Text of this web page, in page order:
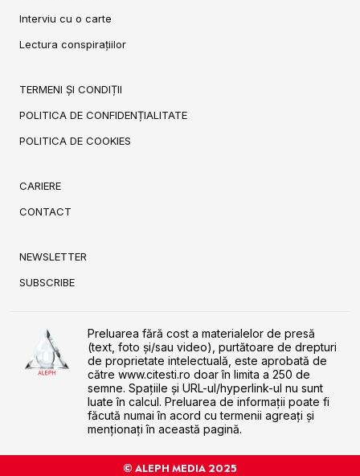
Interviu cu o carte
Lectura conspirațiilor
TERMENI ȘI CONDIȚII
POLITICA DE CONFIDENȚIALITATE
POLITICA DE COOKIES
CARIERE
CONTACT
NEWSLETTER
SUBSCRIBE
Preluarea fără cost a materialelor de presă
(text, foto și/sau video), purtătoare de drepturi
de proprietate intelectuală, este aprobată de
către www.citesti.ro doar în limita a 250 de
semne. Spaţiile şi URL-ul/hyperlink-ul nu sunt
luate în calcul. Preluarea de informaţii poate fi
făcută numai în acord cu termenii agreaţi şi
menţionaţi în această pagină.
© ALEPH MEDIA 2025